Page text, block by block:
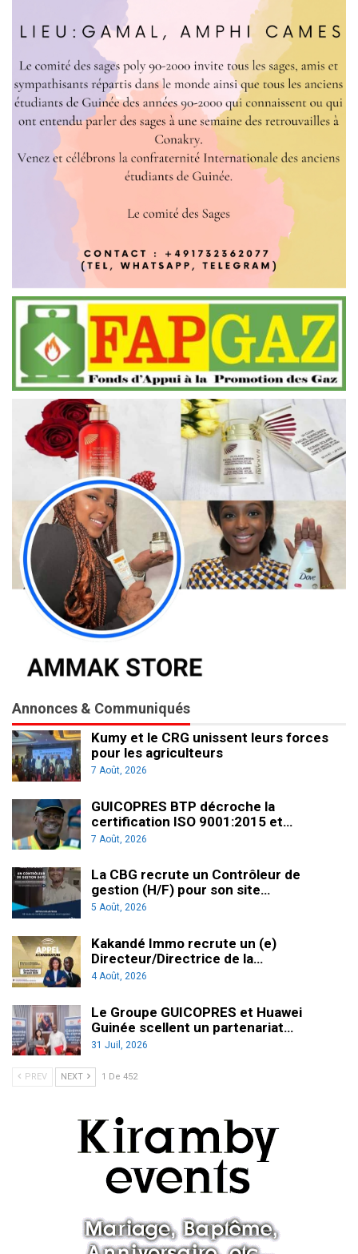
Annonces & Communiqués
Kumy et le CRG unissent leurs forces
pour les agriculteurs
7 Août, 2026
GUICOPRES BTP décroche la
certification ISO 9001:2015 et…
7 Août, 2026
La CBG recrute un Contrôleur de
gestion (H/F) pour son site…
5 Août, 2026
Kakandé Immo recrute un (e)
Directeur/Directrice de la…
4 Août, 2026
Le Groupe GUICOPRES et Huawei
Guinée scellent un partenariat…
31 Juil, 2026
PREV NEXT 1 De 452